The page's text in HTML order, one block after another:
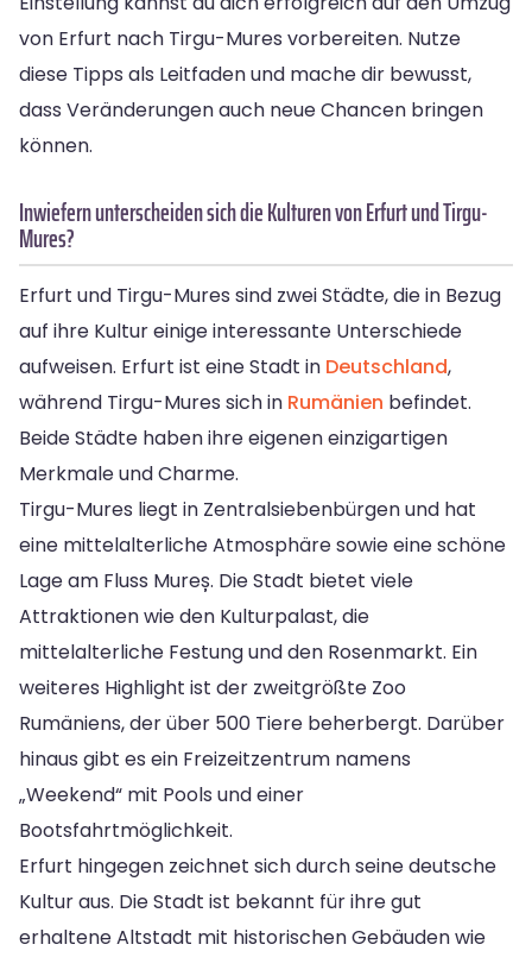
von Erfurt nach Tirgu-Mures vorbereiten. Nutze
diese Tipps als Leitfaden und mache dir bewusst,
dass Veränderungen auch neue Chancen bringen
können.
Inwiefern unterscheiden sich die Kulturen von Erfurt und Tirgu-
Mures?
Erfurt und Tirgu-Mures sind zwei Städte, die in Bezug
auf ihre Kultur einige interessante Unterschiede
aufweisen. Erfurt ist eine Stadt in Deutschland,
während Tirgu-Mures sich in Rumänien befindet.
Beide Städte haben ihre eigenen einzigartigen
Merkmale und Charme.
Tirgu-Mures liegt in Zentralsiebenbürgen und hat
eine mittelalterliche Atmosphäre sowie eine schöne
Lage am Fluss Mureș. Die Stadt bietet viele
Attraktionen wie den Kulturpalast, die
mittelalterliche Festung und den Rosenmarkt. Ein
weiteres Highlight ist der zweitgrößte Zoo
Rumäniens, der über 500 Tiere beherbergt. Darüber
hinaus gibt es ein Freizeitzentrum namens
„Weekend“ mit Pools und einer
Bootsfahrtmöglichkeit.
Erfurt hingegen zeichnet sich durch seine deutsche
Kultur aus. Die Stadt ist bekannt für ihre gut
erhaltene Altstadt mit historischen Gebäuden wie